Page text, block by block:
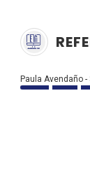
Paula Avendaño